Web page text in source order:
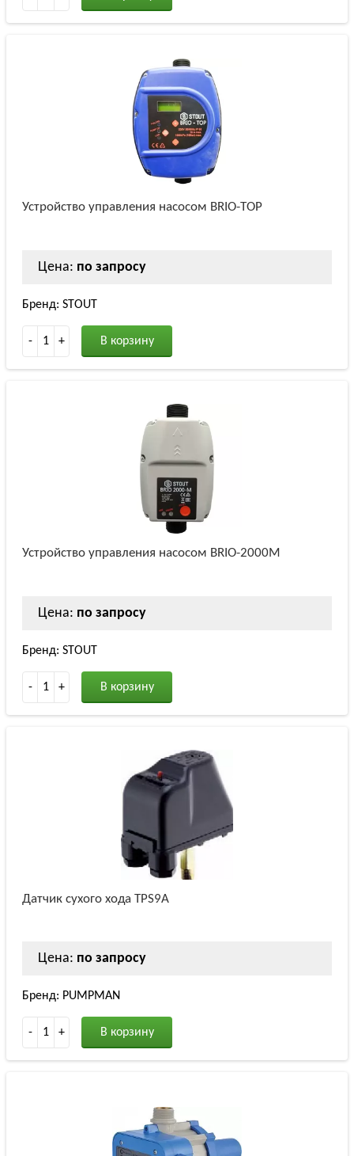
Устройство управления насосом BRIO-TOP
Цена: по запросу
Бренд: STOUT
- 1 + В корзину
Устройство управления насосом BRIO-2000M
Цена: по запросу
Бренд: STOUT
- 1 + В корзину
Датчик сухого хода TPS9A
Цена: по запросу
Бренд: PUMPMAN
- 1 + В корзину